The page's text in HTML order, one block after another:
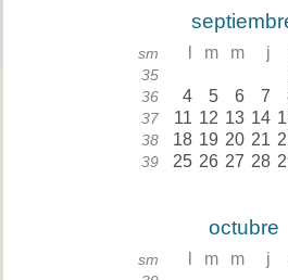
sm m m j
35
36 4 5 6 7
37 11 12 13 14
38 18 19 20 21
39 25 26 27 28
octubre
sm m m j